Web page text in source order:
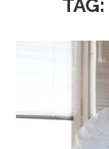
TAG: